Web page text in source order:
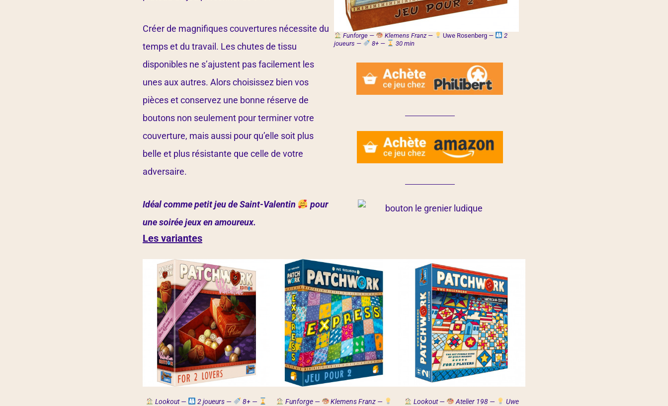
Créer de magnifiques couvertures nécessite du
temps et du travail. Les chutes de tissu
disponibles ne s’ajustent pas facilement les
unes aux autres. Alors choisissez bien vos
pièces et conservez une bonne réserve de
boutons non seulement pour terminer votre
couverture, mais aussi pour qu’elle soit plus
belle et plus résistante que celle de votre
adversaire.
Idéal comme petit jeu de Saint-Valentin
pour
une soirée jeux en amoureux.
Funforge — Klemens Franz — Uwe Rosenberg —
2
joueurs —
8+ — 30 min
Les variantes
Lookout— 2 joueurs — 8+ — Funforge — Klemens Franz — Lookout — Atelier 198 — Uwe